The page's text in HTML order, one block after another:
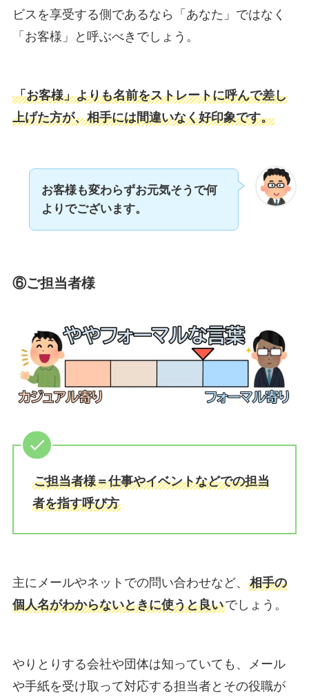
ビスを享受する側であるなら「あなた」ではなく
「お客様」と呼ぶべきでしょう。
「お客様」よりも名前をストレートに呼んで差し
上げた方が、相手には間違いなく好印象です。
お客様も変わらずお元気そうで何
よりでございます。
⑥ご担当者様
ご担当者様＝仕事やイベントなどでの担当
者を指す呼び方
主にメールやネットでの問い合わせなど、 相手の
個人名がわからないときに使うと良いでしょう。
やりとりする会社や団体は知っていても、メール
や手紙を受け取って対応する担当者とその役職が